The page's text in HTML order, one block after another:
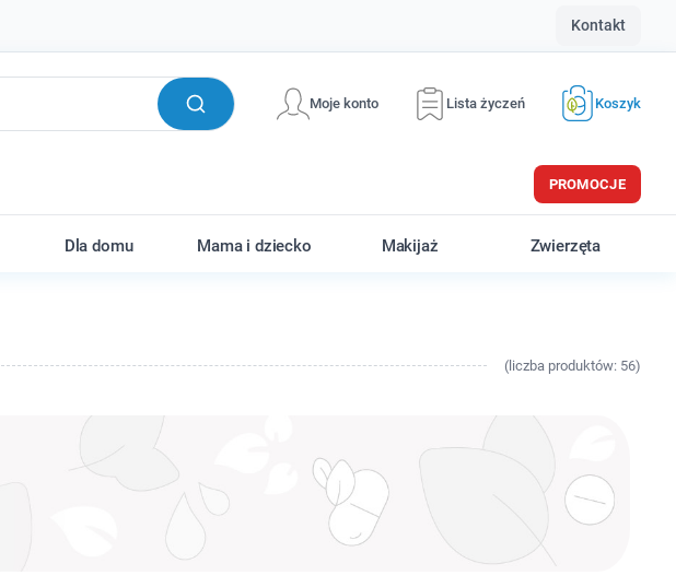
Kontakt
Moje konto Lista życzeń Koszyk
PROMOCJE
Dla domu Mama i dziecko Makijaż Zwierzęta
( liczba produktów: 56)